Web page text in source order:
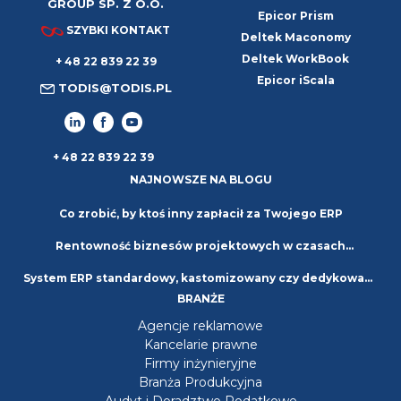
GROUP SP. Z O.O.
SZYBKI KONTAKT
+ 48 22 839 22 39
TODIS@TODIS.PL
+ 48 22 839 22 39
Epicor Prism
Deltek Maconomy
Deltek WorkBook
Epicor iScala
NAJNOWSZE NA BLOGU
Co zrobić, by ktoś inny zapłacił za Twojego ERP
Rentowność biznesów projektowych w czasach
niepewności. Strategie i najlepsze praktyki
System ERP standardowy, kastomizowany czy dedykowany
BRANŻE
Agencje reklamowe
Kancelarie prawne
Firmy inżynieryjne
Branża Produkcyjna